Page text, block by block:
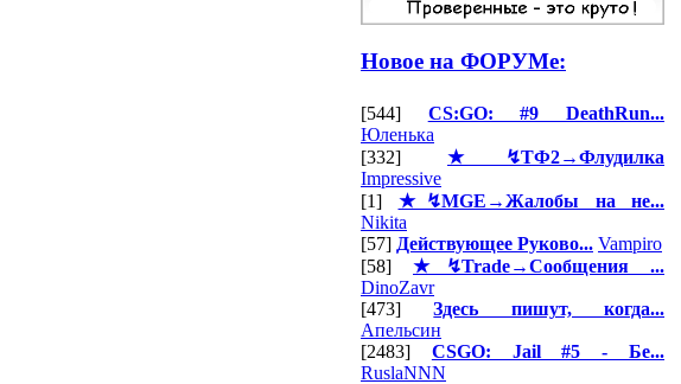
Новое на ФОРУМе:
[544] CS:GO: #9 DeathRun...
Юленька
[332] ★↯ТФ2→Флудилка
Impressive
[1] ★↯MGE→Жалобы на не...
Nikita
[57] Действующее Руково... Vampiro
[58] ★↯Trade→Сообщения ...
DinoZavr
[473]Здесь пишут, когда...
Апельсин
[2483] CSGO: Jail #5 - Бе...
RuslaNNN